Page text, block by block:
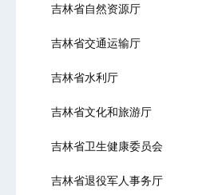
吉林省自然资源厅
吉林省交通运输厅
吉林省水利厅
吉林省文化和旅游厅
吉林省卫生健康委员会
吉林省退役军人事务厅